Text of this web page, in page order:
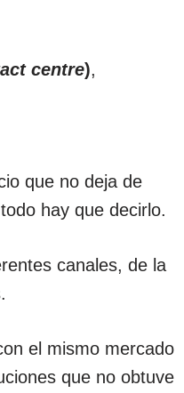
centre),
que no deja de
hay que decirlo.
canales, de la
el mismo mercado
que no obtuve